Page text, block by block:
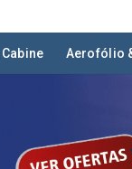
Aerofólio